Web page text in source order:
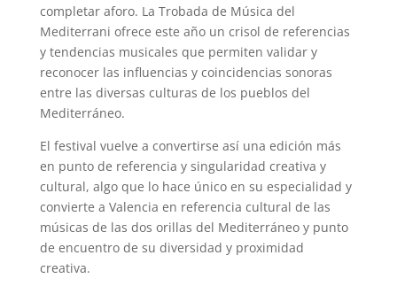
completar aforo. La Trobada de Música del
Mediterrani ofrece este año un crisol de referencias
y tendencias musicales que permiten validar y
reconocer las influencias y coincidencias sonoras
entre las diversas culturas de los pueblos del
Mediterráneo.
El festival vuelve a convertirse así una edición más
en punto de referencia y singularidad creativa y
cultural, algo que lo hace único en su especialidad y
convierte a Valencia en referencia cultural de las
músicas de las dos orillas del Mediterráneo y punto
de encuentro de su diversidad y proximidad
creativa.